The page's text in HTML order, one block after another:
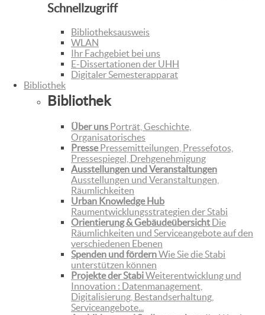
Schnellzugriff
Bibliotheksausweis
WLAN
Ihr Fachgebiet bei uns
E-Dissertationen der UHH
Digitaler Semesterapparat
Bibliothek
Bibliothek
Über uns Porträt, Geschichte,
Organisatorisches
PressePressemitteilungen, Pressefotos,
Pressespiegel, Drehgenehmigung
Ausstellungen und Veranstaltungen
Ausstellungen und Veranstaltungen,
Räumlichkeiten
Urban Knowledge Hub
Raumentwicklungsstrategien der Stabi
Orientierung & Gebäudeübersicht Die
Räumlichkeiten und Serviceangebote auf den
verschiedenen Ebenen
Spenden und fördernWie Sie die Stabi
unterstützen können
Projekte der StabiWeiterentwicklung und
Innovation : Datenmanagement,
Digitalisierung, Bestandserhaltung,
Serviceangebote...